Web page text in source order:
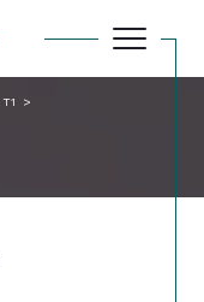
T1